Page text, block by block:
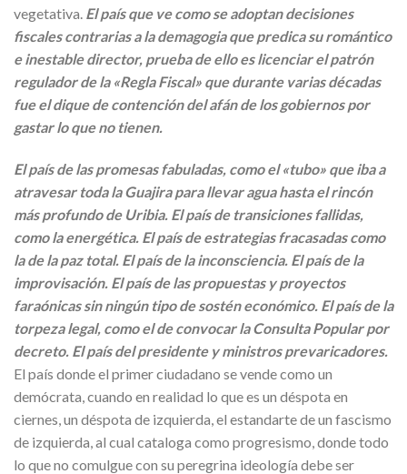
vegetativa. El país que ve como se adoptan decisiones
fiscales contrarias a la demagogia que predica su romántico
e inestable director, prueba de ello es licenciar el patrón
regulador de la «Regla Fiscal» que durante varias décadas
fue el dique de contención del afán de los gobiernos por
gastar lo que no tienen.
El país de las promesas fabuladas, como el «tubo» que iba a
atravesar toda la Guajira para llevar agua hasta el rincón
más profundo de Uribia. El país de transiciones fallidas,
como la energética. El país de estrategias fracasadas como
la de la paz total. El país de la inconsciencia. El país de la
improvisación. El país de las propuestas y proyectos
faraónicas sin ningún tipo de sostén económico. El país de la
torpeza legal, como el de convocar la Consulta Popular por
decreto. El país del presidente y ministros prevaricadores.
El país donde el primer ciudadano se vende como un
demócrata, cuando en realidad lo que es un déspota en
ciernes, un déspota de izquierda, el estandarte de un fascismo
de izquierda, al cual cataloga como progresismo, donde todo
lo que no comulgue con su peregrina ideología debe ser